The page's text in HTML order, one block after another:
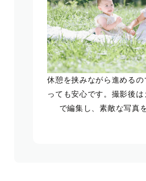
休憩を挟みながら進める
っても安心です。撮影後
で編集し、素敵な写真